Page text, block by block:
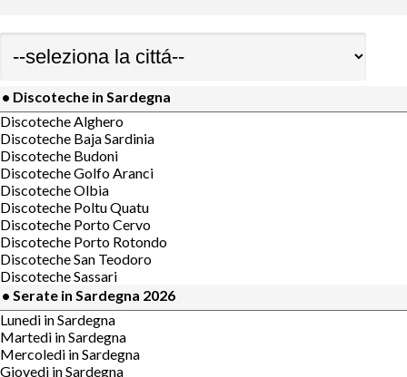
• Discoteche in Sardegna
Discoteche Alghero
Discoteche Baja Sardinia
Discoteche Budoni
Discoteche Golfo Aranci
Discoteche Olbia
Discoteche Poltu Quatu
Discoteche Porto Cervo
Discoteche Porto Rotondo
Discoteche San Teodoro
Discoteche Sassari
• Serate in Sardegna 2026
Lunedi in Sardegna
Martedi in Sardegna
Mercoledi in Sardegna
Giovedi in Sardegna